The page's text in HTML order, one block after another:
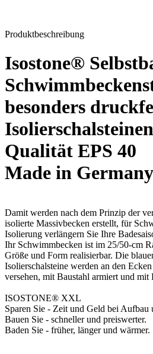
Produktbeschreibung
Isostone®
besonders
Qualität EPS 40
Made in Germany
Damit werden nach dem Prinzip der
isolierte Massivbecken erstellt, für
Isolierung verlängern Sie Ihre
Ihr Schwimmbecken ist im 25/50-cm
Größe und Form realisierbar. Die
Isolierschalsteine werden an den
versehen, mit Baustahl armiert und mit
ISOSTONE® XXL
Sparen Sie - Zeit und Geld bei Aufbau
Bauen Sie - schneller und preiswerter.
Baden Sie - früher, länger und wärmer.